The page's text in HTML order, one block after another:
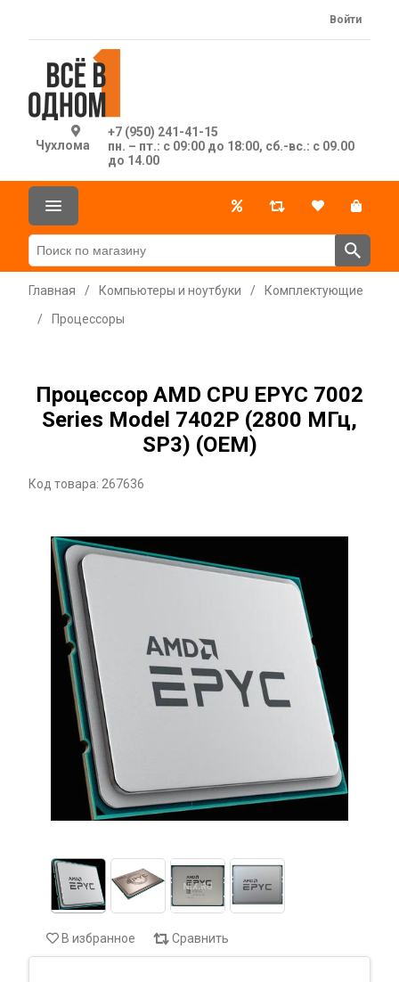
Чухлома
+7 (950) 241-41-15
пн. – пт.: с 09:00 до 18:00, сб.-вс.: с 09.00
до 14.00
Войти
Главная / Компьютеры и ноутбуки /
Комплектующие
/
Процессоры
Процессор AMD CPU EPYC 7002
Series Model 7402P (2800 МГц,
SP3) (OEM)
Код товара: 267636
В избранное Сравнить